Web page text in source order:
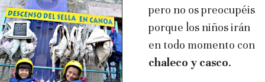
pero no os preocupéis
porque los niños irán
en todo momento con
chaleco y casco.